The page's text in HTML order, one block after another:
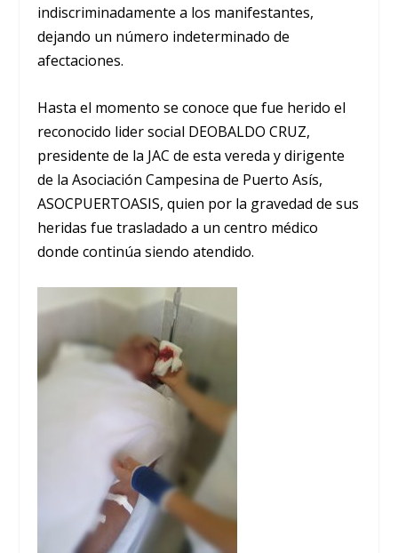
indiscriminadamente a los manifestantes,
dejando un número indeterminado de
afectaciones.
Hasta el momento se conoce que fue herido el
reconocido lider social DEOBALDO CRUZ,
presidente de la JAC de esta vereda y dirigente
de la Asociación Campesina de Puerto Asís,
ASOCPUERTOASIS, quien por la gravedad de sus
heridas fue trasladado a un centro médico
donde continúa siendo atendido.